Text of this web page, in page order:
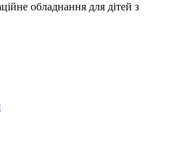
обладнання для дітей з